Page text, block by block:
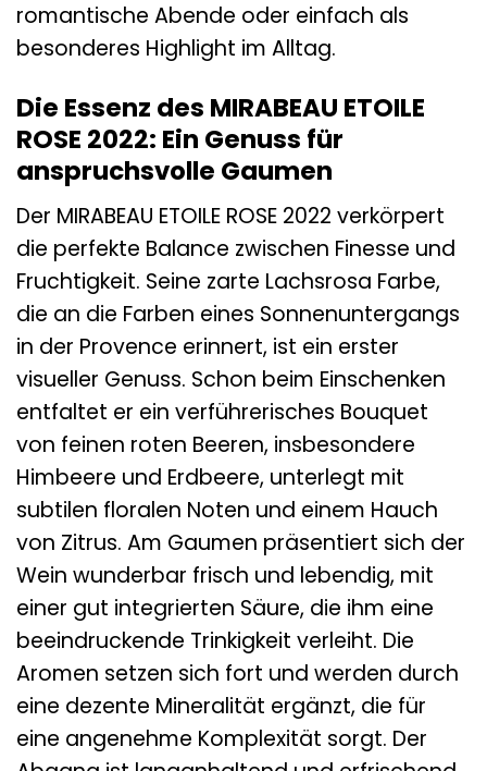
romantische Abende oder einfach als
besonderes Highlight im Alltag.
Die Essenz des MIRABEAU ETOILE
ROSE 2022: Ein Genuss für
anspruchsvolle Gaumen
Der MIRABEAU ETOILE ROSE 2022 verkörpert
die perfekte Balance zwischen Finesse und
Fruchtigkeit. Seine zarte Lachsrosa Farbe,
die an die Farben eines Sonnenuntergangs
in der Provence erinnert, ist ein erster
visueller Genuss. Schon beim Einschenken
entfaltet er ein verführerisches Bouquet
von feinen roten Beeren, insbesondere
Himbeere und Erdbeere, unterlegt mit
subtilen floralen Noten und einem Hauch
von Zitrus. Am Gaumen präsentiert sich der
Wein wunderbar frisch und lebendig, mit
einer gut integrierten Säure, die ihm eine
beeindruckende Trinkigkeit verleiht. Die
Aromen setzen sich fort und werden durch
eine dezente Mineralität ergänzt, die für
eine angenehme Komplexität sorgt. Der